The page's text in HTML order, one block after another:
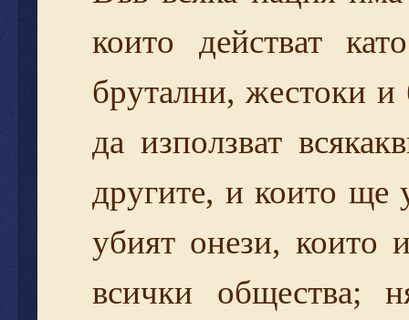
които действат
брутални, жестоки и
да използват
другите, и които
убият онези, които
всички общества;